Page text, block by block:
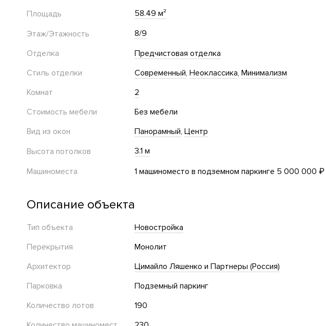
Площадь
58.49 м²
Этаж/Этажность
8/9
Отделка
Предчистовая отделка
Стиль отделки
Современный Неоклассика Минимализм
Комнат
2
Стоимость мебели
Без мебели
Вид из окон
Панорамный Центр
Высота потолков
3.1 м
Машиноместа
1 машиноместо в подземном паркинге 5 000 000 ₽
Описание объекта
Тип объекта
Новостройка
Перекрытия
Монолит
Архитектор
Цимайло Ляшенко и Партнеры (Россия)
Парковка
Подземный паркинг
Количество лотов
190